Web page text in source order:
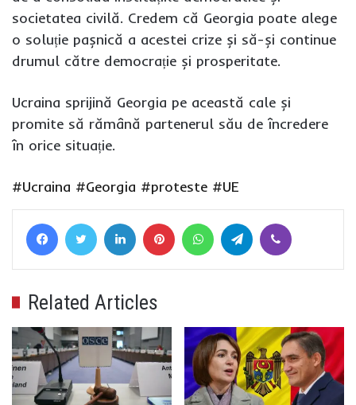
societatea civilă. Credem că Georgia poate alege
o soluție pașnică a acestei crize și să-și continue
drumul către democrație și prosperitate.
Ucraina sprijină Georgia pe această cale și
promite să rămână partenerul său de încredere
în orice situație.
#Ucraina #Georgia #proteste #UE
FacebookTwitter LinkedIn Pinterest WhatsAppTelegram
Related Articles